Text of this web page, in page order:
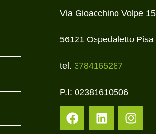
Via Gioacchino Volpe 15
56121 Ospedaletto Pisa
tel. 3784165287
P.I: 02381610506